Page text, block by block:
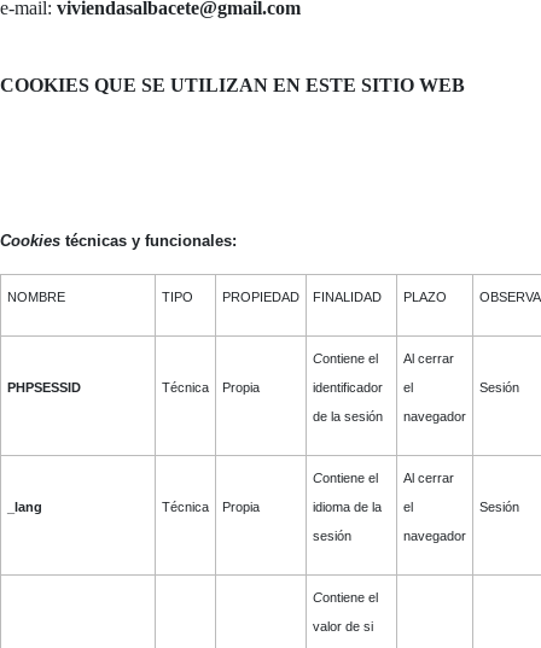
e-mail: viviendasalbacete@gmail.com
COOKIES QUE SE UTILIZAN EN ESTE SITIO WEB
Cookies técnicas y funcionales:
NOMBRE TIPO PROPIEDAD FINALIDAD PLAZO
PHPSESSID Técnica Propia
Contiene el
identificador
de la sesión
Al cerrar
el
navegador
Sesión
_lang Técnica Propia
Contiene el
idioma de la
sesión
Al cerrar
el
navegador
Sesión
Contiene el
valor de si